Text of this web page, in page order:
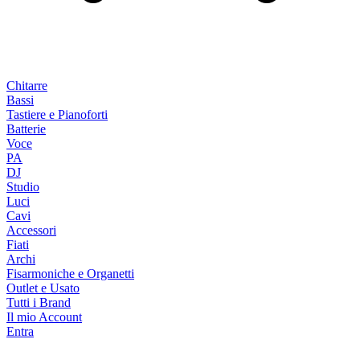
Chitarre
Bassi
Tastiere e Pianoforti
Batterie
Voce
PA
DJ
Studio
Luci
Cavi
Accessori
Fiati
Archi
Fisarmoniche e Organetti
Outlet e Usato
Tutti i Brand
Il mio Account
Entra